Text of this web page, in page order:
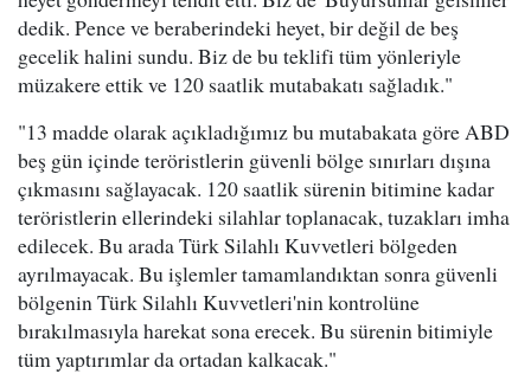
dedik. Pence ve beraberindeki heyet, bir değil de beş
gecelik halini sundu. Biz de bu teklifi tüm yönleriyle
müzakere ettik ve 120 saatlik mutabakatı sağladık."
"13 madde olarak açıkladığımız bu mutabakata göre ABD
beş gün içinde teröristlerin güvenli bölge sınırları dışına
çıkmasını sağlayacak. 120 saatlik sürenin bitimine kadar
teröristlerin ellerindeki silahlar toplanacak, tuzakları imha
edilecek. Bu arada Türk Silahlı Kuvvetleri bölgeden
ayrılmayacak. Bu işlemler tamamlandıktan sonra güvenli
bölgenin Türk Silahlı Kuvvetleri'nin kontrolüne
bırakılmasıyla harekat sona erecek. Bu sürenin bitimiyle
tüm yaptırımlar da ortadan kalkacak."